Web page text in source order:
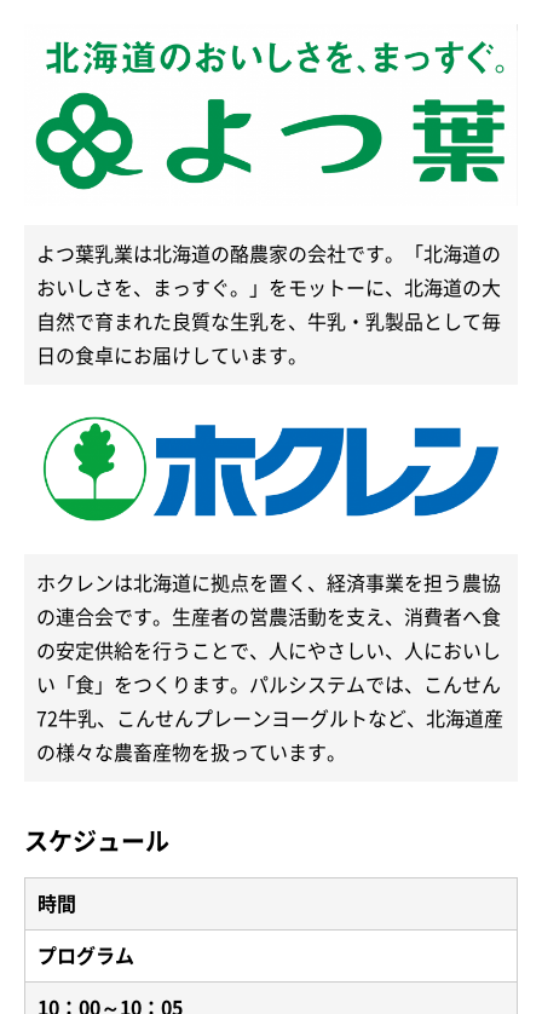
よつ葉乳業は北海道の酪農家の会社です。「北海道の
おいしさを、まっすぐ。」をモットーに、北海道の大
自然で育まれた良質な生乳を、牛乳・乳製品として毎
日の食卓にお届けしています。
ホクレンは北海道に拠点を置く、経済事業を担う農協
の連合会です。生産者の営農活動を支え、消費者へ食
の安定供給を行うことで、人にやさしい、人においし
い「食」をつくります。パルシステムでは、こんせん
72牛乳、こんせんプレーンヨーグルトなど、北海道産
の様々な農畜産物を扱っています。
スケジュール
時間
プログラム
10：00～10：05